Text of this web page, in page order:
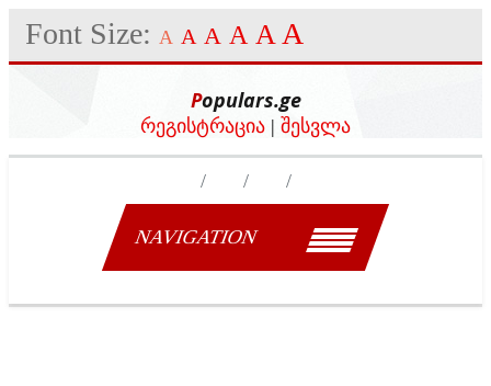
Font Size: A A A A A A
Populars.ge
რეგისტრაცია | შესვლა
NAVIGATION